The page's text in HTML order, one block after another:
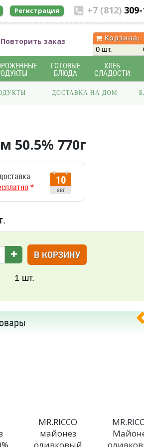
+7 (812)
Регистрация
Повторить заказ
Корзина:
0 шт.
ГОТОВЫЕ
БЛЮДА
ХЛЕБ
СЛАДОСТИ
ДОСТАВКА НА ДОМ
770г
*
10
авг
В КОРЗИНУ
1 шт.
MR.RICCO
майонез